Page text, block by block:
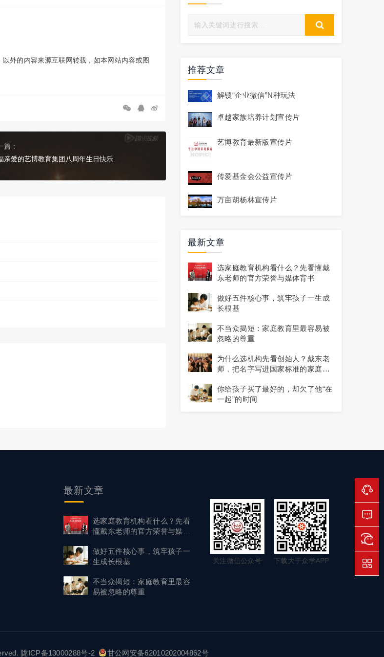
外的内容来源互联网转载，如本网站内容或图
篇：
亲爱的艺博教育集团八周年生日快乐
推荐文章
解锁“企业微信”N种玩法
卓越家族培养计划宣传片
艺博教育最新版宣传片
传爱基金会公益宣传片
万亩胡杨林宣传片
最新文章
选家庭教育机构看什么？先看懂戴
东老师的官方荣誉与媒体背书
做好五件核心事，筑牢孩子一生成
长根基
不当众揭短：家庭教育里最容易被
忽略的尊重
为什么选机构先看创始人？戴东老
师，把名字写进国家标准的家庭教
你给孩子买了最好的，却欠了他“在
一起”的时间
最新文章
选家庭教育机构看什么？先看
懂戴东老师的官方荣誉与媒体
做好五件核心事，筑牢孩子一
生成长根基
不当众揭短：家庭教育里最容
易被忽略的尊重
关注微信公众号 下载大于众学APP
陇ICP备13000288号-2 甘公网安备62010202004862号